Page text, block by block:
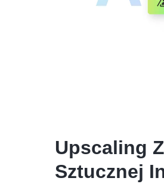
Upscaling
Sztucznej